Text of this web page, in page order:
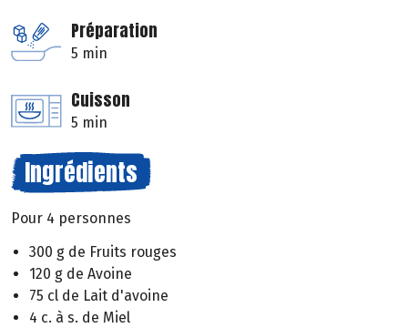
Préparation
5 min
Cuisson
5 min
Ingrédients
Pour 4 personnes
300 g de Fruits rouges
120 g de Avoine
75 cl de Lait d'avoine
4 c. à s. de Miel